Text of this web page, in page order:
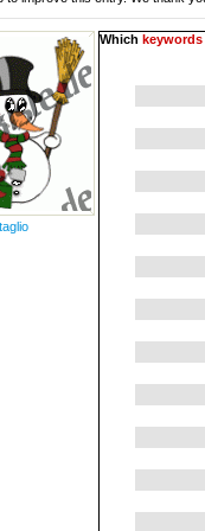
Which keywords